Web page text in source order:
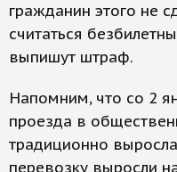
гражданин этого не
считаться
выпишут штраф.
Напомним, что со 2
проезда в
традиционно
перевозку выросли